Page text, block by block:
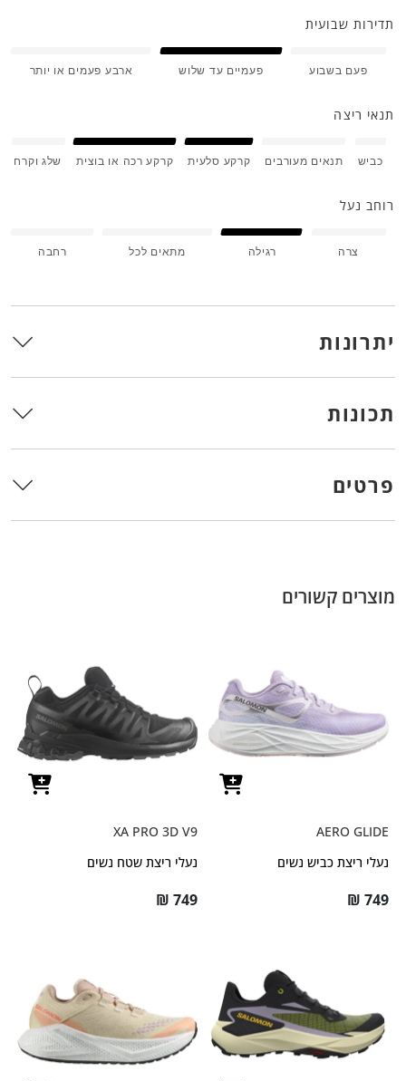
תדירות שבועית
פעם בשבוע פעמיים עד שלוש ארבע פעמים או יותר
תנאי ריצה
כביש תנאים מעורבים קרקע סלעית קרקע רכה או בוצית שלג וקרח
רוחב נעל
צרה רגילה מתאים לכל רחבה
יתרונות
תכונות
פרטים
מוצרים קשורים
AERO GLIDE
נעלי ריצת כביש נשים
₪ 749
XA PRO 3D V9
נעלי ריצת שטח נשים
₪ 749